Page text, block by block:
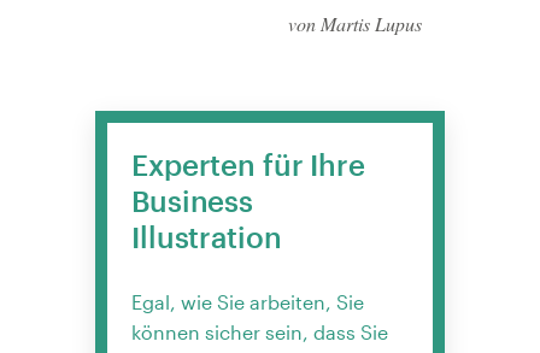
von Martis Lupus
Experten für Ihre
Business
Illustration
Egal, wie Sie arbeiten, Sie
können sicher sein, dass Sie